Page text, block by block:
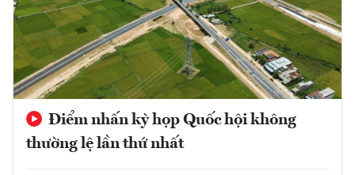
Điểm nhấn kỳ họp Quốc hội không
thường lệ lần thứ nhất